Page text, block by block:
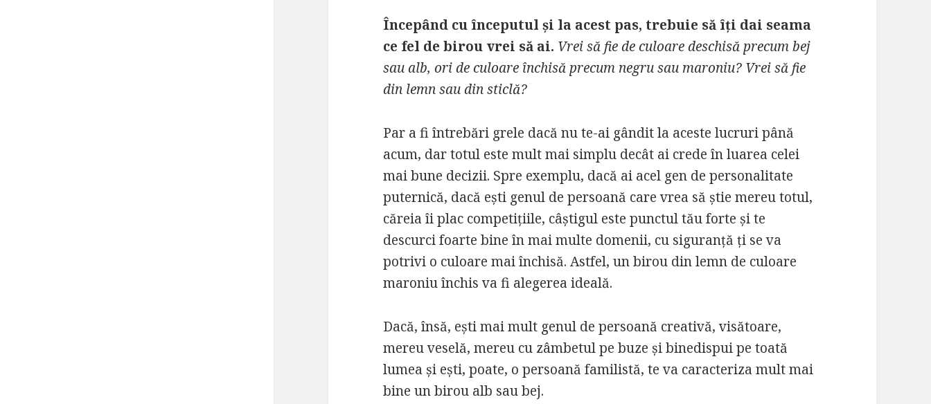
Începând cu începutul și la acest pas, trebuie să îți dai seama
ce fel de birou vrei să ai. Vrei să fie de culoare deschisă precum bej
sau alb, ori de culoare închisă precum negru sau maroniu? Vrei să fie
din lemn sau din sticlă?
Par a fi întrebări grele dacă nu te-ai gândit la aceste lucruri până
acum, dar totul este mult mai simplu decât ai crede în luarea celei
mai bune decizii. Spre exemplu, dacă ai acel gen de personalitate
puternică, dacă ești genul de persoană care vrea să știe mereu totul,
căreia îi plac competițiile, câștigul este punctul tău forte și te
descurci foarte bine în mai multe domenii, cu siguranță ți se va
potrivi o culoare mai închisă. Astfel, un birou din lemn de culoare
maroniu închis va fi alegerea ideală.
Dacă, însă, ești mai mult genul de persoană creativă, visătoare,
mereu veselă, mereu cu zâmbetul pe buze și binedispui pe toată
lumea și ești, poate, o persoană familistă, te va caracteriza mult mai
bine un birou alb sau bej.